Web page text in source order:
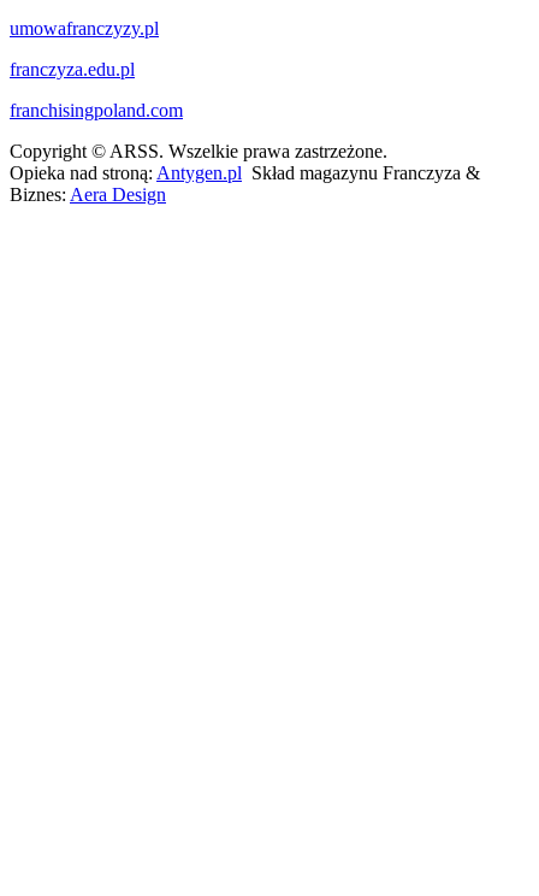
umowafranczyzy.pl
franczyza.edu.pl
franchisingpoland.com
Copyright © ARSS. Wszelkie prawa zastrzeżone.
Opieka nad stroną: Antygen.pl Skład magazynu Franczyza &
Biznes: Aera Design